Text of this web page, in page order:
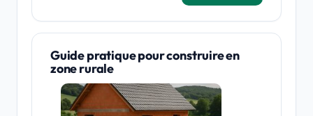
Guide pratique pour construire en
zone rurale